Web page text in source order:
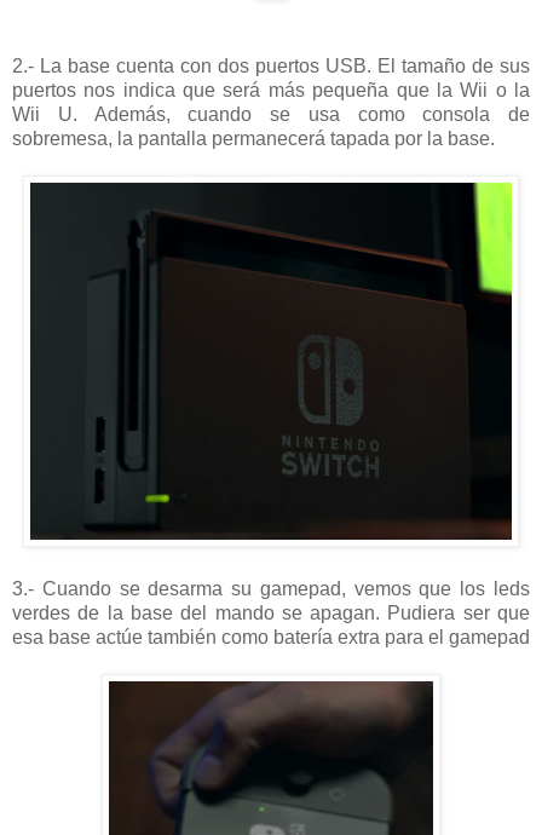
2.- La base cuenta con dos puertos USB. El tamaño de sus
puertos nos indica que será más pequeña que la Wii o la
Wii U. Además, cuando se usa como consola de
sobremesa, la pantalla permanecerá tapada por la base.
3.- Cuando se desarma su gamepad, vemos que los leds
verdes de la base del mando se apagan. Pudiera ser que
esa base actúe también como batería extra para el gamepad